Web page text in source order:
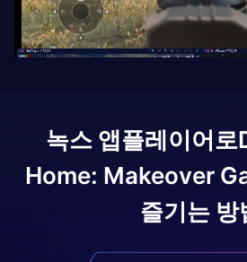
녹스 앱플레이어로
Home: Makeover
즐기는 방